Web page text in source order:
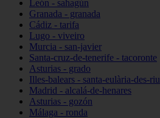
León - sahagún
Granada - granada
Cádiz - tarifa
Lugo - viveiro
Murcia - san-javier
Santa-cruz-de-tenerife - tacoronte
Asturias - grado
Illes-balears - santa-eulària-des-riu
Madrid - alcalá-de-henares
Asturias - gozón
Málaga - ronda